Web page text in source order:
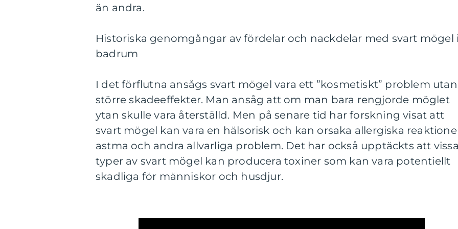
än andra.
Historiska genomgångar av fördelar och nackdelar med svart mögel i
badrum
I det förflutna ansågs svart mögel vara ett ”kosmetiskt” problem utan
större skadeeffekter. Man ansåg att om man bara rengjorde möglet
ytan skulle vara återställd. Men på senare tid har forskning visat att
svart mögel kan vara en hälsorisk och kan orsaka allergiska
astma och andra allvarliga problem. Det har också upptäckts att vissa
typer av svart mögel kan producera toxiner som kan vara potentiellt
skadliga för människor och husdjur.